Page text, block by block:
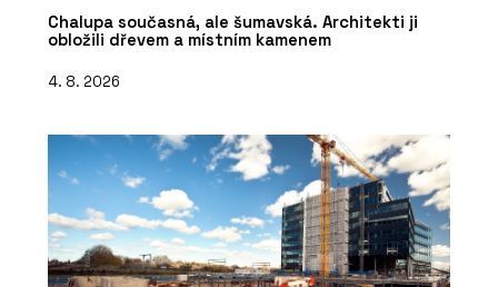
Chalupa současná, ale šumavská. Architekti ji
obložili dřevem a místním kamenem
4. 8. 2026